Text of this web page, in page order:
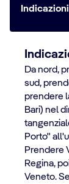
Da nord,
sud,
prendere
Bari) nel
Porto"
Prendere
Regina,
Veneto.